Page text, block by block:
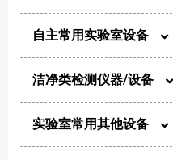
自主常用实验室设备
实验室光谱类设备
洁净类检测仪器/设备
尘埃粒子计数器
实验室常用其他设备